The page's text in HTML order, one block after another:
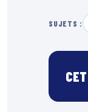
SUJETS :